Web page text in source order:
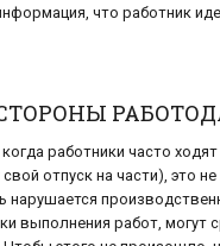
что работник
работники часто ходят
отпуск на части), это не
нарушается
выполнения работ, могут